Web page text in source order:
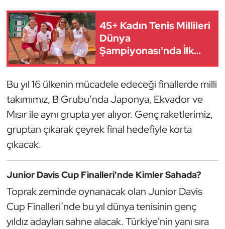
45+ Kadın Tenis Millileri
Dünya
Şampiyonası'nda İlk
Bu yıl 16 ülkenin mücadele edeceği finallerde milli
takımımız, B Grubu’nda Japonya, Ekvador ve
Mısır ile aynı grupta yer alıyor. Genç raketlerimiz,
gruptan çıkarak çeyrek final hedefiyle korta
çıkacak.
Junior Davis Cup Finalleri'nde Kimler Sahada?
Toprak zeminde oynanacak olan Junior Davis
Cup Finalleri’nde bu yıl dünya tenisinin genç
yıldız adayları sahne alacak. Türkiye'nin yanı sıra
Halter
Hava Sporları
Hentbol
İşitme Engelli Sporcular
Judo ve Kuraş
Kano ve Rafting
Karate
Kayak